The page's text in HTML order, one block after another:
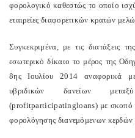
φορολογικό καθεστώς το οποίο
εταιρείες διαφορετικών κρατών
Συγκεκριμένα, με τις διατάξεις
εσωτερικό δίκαιο το μέρος της
8ης Ιουλίου 2014 αναφορικά
υβριδικών δανείων
(profitparticipatingloans) με σκοπό
φορολόγησης διανεμόμενων